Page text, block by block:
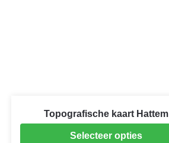
Topografische kaart Hattem
Selecteer opties